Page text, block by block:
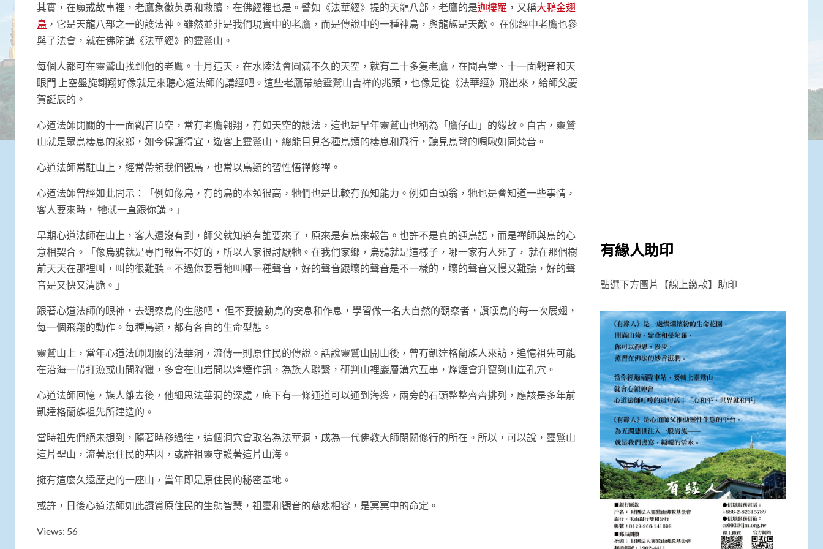
其實，在魔戒故事裡，老鷹象徵英勇和救贖，在佛經裡也是。譬如《法華經》提的天龍八部，老鷹的是迦樓羅 ，又稱大鵬金翅
鳥 ，它是天龍八部之一的護法神。雖然並非是我們現實中的老鷹，而是傳說中的一種神鳥，與龍族是天敵。 在佛經中老鷹也參
與了法會，就在佛陀講《法華經》的靈鷲山。
每個人都可在靈鷲山找到他的老鷹。十月這天，在水陸法會圓滿不久的天空，就有二十多隻老鷹，在聞喜堂、十一面觀音和天
眼門 上空盤旋翱翔好像就是來聽心道法師的講經吧。這些老鷹帶給靈鷲山吉祥的兆頭，也像是從《法華經》飛出來，給師父慶
賀誕辰的。
心道法師閉關的十一面觀音頂空，常有老鷹翱翔，有如天空的護法，這也是早年靈鷲山也稱為「鷹仔山」的緣故。自古，靈鷲
山就是眾鳥棲息的家鄉，如今保護得宜，遊客上靈鷲山，總能目見各種鳥類的棲息和飛行，聽見鳥聲的啁啾如同梵音。
心道法師常駐山上，經常帶領我們觀鳥，也常以鳥類的習性悟禪修禪。
心道法師曾經如此開示：「例如像鳥，有的鳥的本領很高，牠們也是比較有預知能力。例如白頭翁，牠也是會知道一些事情，
客人要來時， 牠就一直跟你講。」
早期心道法師在山上，客人還沒有到，師父就知道有誰要來了，原來是有鳥來報告。也許不是真的通鳥語，而是禪師與鳥的心
意相契合。「像烏鴉就是專門報告不好的，所以人家很討厭牠。在我們家鄉，烏鴉就是這樣子，哪一家有人死了， 就在那個樹
前天天在那裡叫，叫的很難聽。不過你要看牠叫哪一種聲音，好的聲音跟壞的聲音是不一樣的，壞的聲音又慢又難聽，好的聲
音是又快又清脆。」
跟著心道法師的眼神，去觀察鳥的生態吧， 但不要擾動鳥的安息和作息，學習做一名大自然的觀察者，讚嘆鳥的每一次展翅，
每一個飛翔的動作。每種鳥類，都有各自的生命型態。
靈鷲山上，當年心道法師閉關的法華洞，流傳一則原住民的傳說。話說靈鷲山開山後，曾有凱達格蘭族人來訪，追憶祖先可能
在沿海一帶打漁或山間狩獵，多會在山岩間以烽煙作訊，為族人聯繫，研判山裡巖層溝穴互串，烽煙會升竄到山崖孔穴。
心道法師回憶，族人離去後，他細思法華洞的深處，底下有一條通道可以通到海邊，兩旁的石頭整整齊齊排列，應該是多年前
凱達格蘭族祖先所建造的。
當時祖先們絕未想到，隨著時移過往，這個洞穴會取名為法華洞，成為一代佛教大師閉關修行的所在。所以，可以說，靈鷲山
這片聖山，流著原住民的基因，或許祖靈守護著這片山海。
擁有這麼久遠歷史的一座山，當年即是原住民的秘密基地。
或許，日後心道法師如此讚賞原住民的生態智慧，祖靈和觀音的慈悲相容，是冥冥中的命定。
Views: 56
有緣人助印
點選下方圖片【線上繳款】助印